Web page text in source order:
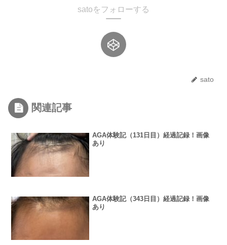
satoをフォローする
sato
関連記事
AGA体験記（131日目）経過記録！画像
あり
AGA体験記（343日目）経過記録！画像
あり